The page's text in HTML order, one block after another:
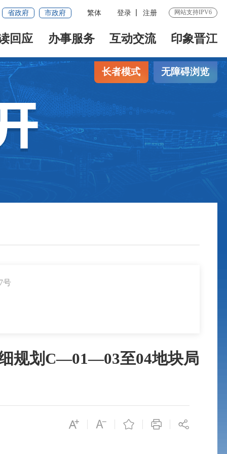
省政府 市政府 繁体 登录 注册 网站支持IPV6
回应 办事服务 互动交流 印象晋江
长者模式 无障碍浏览
号
规划C—01—03至04地块局